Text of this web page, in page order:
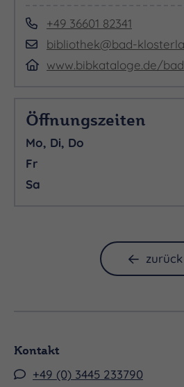
+49 36601 82341
bibliothek@bad-
Öffnungszeiten
Mo, Di, Do
Fr
Sa
zurück
Kontakt
+49 (0) 3445 233790